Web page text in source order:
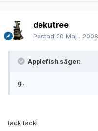
dekutree
Postad 20 Maj , 2008
Applefish säger:
gl.
tack tack!